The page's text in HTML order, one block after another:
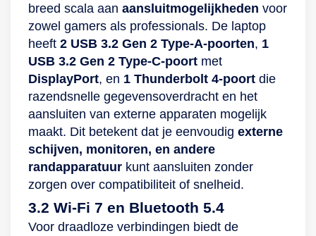
breed scala aan aansluitmogelijkheden voor
zowel gamers als professionals. De laptop
heeft 2 USB 3.2 Gen 2 Type-A-poorten, 1
USB 3.2 Gen 2 Type-C-poort met
DisplayPort, en 1 Thunderbolt 4-poort die
razendsnelle gegevensoverdracht en het
aansluiten van externe apparaten mogelijk
maakt. Dit betekent dat je eenvoudig externe
schijven, monitoren, en andere
randapparatuur kunt aansluiten zonder
zorgen over compatibiliteit of snelheid.
3.2 Wi-Fi 7 en Bluetooth 5.4
Voor draadloze verbindingen biedt de